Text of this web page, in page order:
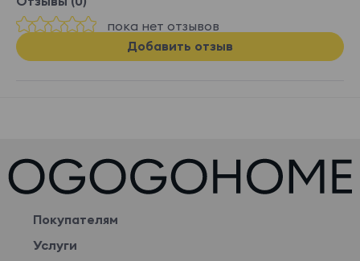
пока нет отзывов
Добавить отзыв
Покупателям
Услуги